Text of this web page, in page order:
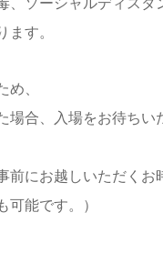
ソーシャルディスタ
ます。
め、
場合、入場をお待ちい
前にお越しいただく
可能です。）